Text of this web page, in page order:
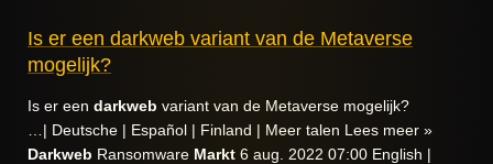
Is er een darkweb variant van de Metaverse
mogelijk?
Is er een darkweb variant van de Metaverse mogelijk?
…| Deutsche | Español | Finland | Meer talen Lees meer »
Darkweb Ransomware Markt 6 aug. 2022 07:00 English |